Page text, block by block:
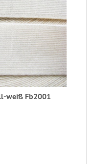
weiß Fb2001